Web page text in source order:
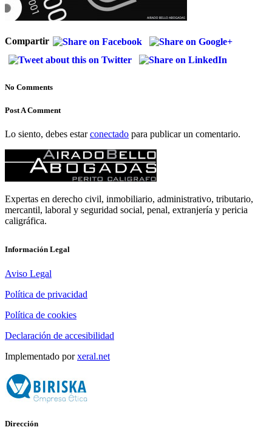
Compartir
No Comments
Post A Comment
Lo siento, debes estarconectado para publicar un comentario.
Expertas en derecho civil, inmobiliario, administrativo, tributario,
mercantil, laboral y seguridad social, penal, extranjería y pericia
caligráfica.
Información Legal
Aviso Legal
Política de privacidad
Política de cookies
Declaración de accesibilidad
Implementado porxeral.net
Dirección